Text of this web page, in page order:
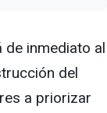
de inmediato al
del
a priorizar